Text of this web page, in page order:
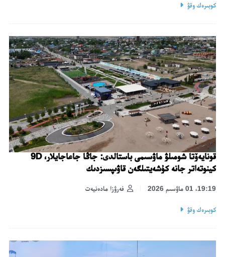
كوبىرەك وقۋ
قونايەۆتا شومىلۋ ماۋسىمى باستالدى: جاڭا جاعاجايلار، 9D
كينوتەاتر جانە كۇشەيتىلگەن قاۋىپسىزدىك
فەرۋزا مادەنيەت 19:19، 01 ماۋسىم 2026
كوبىرەك وقۋ